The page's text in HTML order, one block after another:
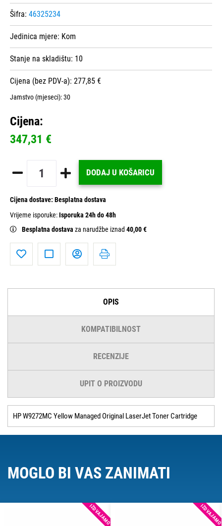
Šifra: 46325234
Jedinica mjere: Kom
Stanje na skladištu: 10
Cijena (bez PDV-a): 277,85 €
Jamstvo (mjeseci):30
Cijena:
347,31 €
DODAJ U KOŠARICU
Cijena dostave: Besplatna dostava
Vrijeme isporuke:Isporuka 24h do 48h
Besplatna dostava za narudžbe iznad 40,00 €
OPIS
KOMPATIBILNOST
RECENZIJE
UPIT O PROIZVODU
HP W9272MC Yellow Managed Original LaserJet Toner Cartridge
MOGLO BI VAS ZANIMATI
IZDVAJAMO